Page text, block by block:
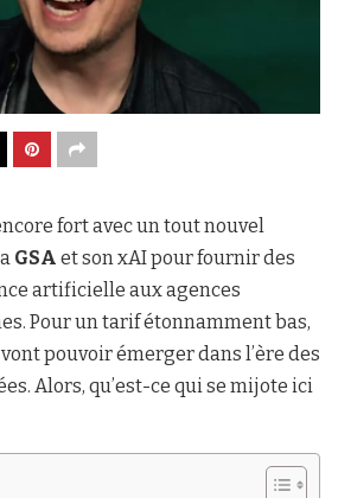
fort avec un tout nouvel
GSA et son xAI pour fournir des
artificielle aux agences
Pour un tarif étonnamment bas,
pouvoir émerger dans l’ère des
Alors, qu’est-ce qui se mijote ici